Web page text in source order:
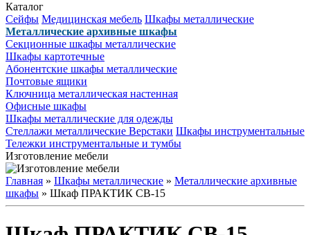
Каталог
Сейфы Медицинская мебель Шкафы металлические
Металлические архивные шкафы
Секционные шкафы металлические
Шкафы картотечные
Абонентские шкафы металлические
Почтовые ящики
Ключница металлическая настенная
Офисные шкафы
Шкафы металлические для одежды
Стеллажи металлические Верстаки Шкафы инструментальные
Тележки инструментальные и тумбы
Изготовление мебели
Главная » Шкафы металлические » Металлические архивные
шкафы » Шкаф ПРАКТИК СВ-15